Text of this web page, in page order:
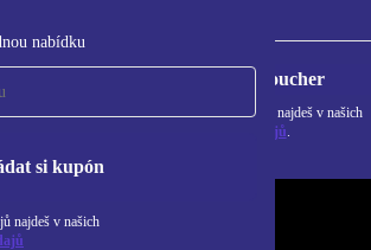
nabídku
si kupón
najdeš v našich
a
Chci voucher
Informace o použití osobních údajů najdeš v našich
Zásadách ochrany osobních údajů.